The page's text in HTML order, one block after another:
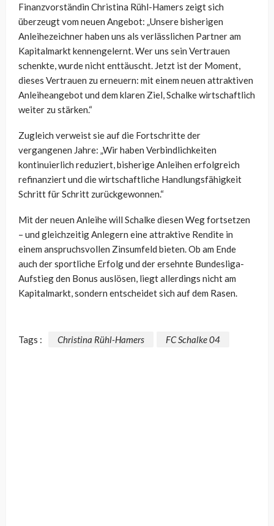
Finanzvorständin Christina Rühl-Hamers zeigt sich
überzeugt vom neuen Angebot: „Unsere bisherigen
Anleihezeichner haben uns als verlässlichen Partner am
Kapitalmarkt kennengelernt. Wer uns sein Vertrauen
schenkte, wurde nicht enttäuscht. Jetzt ist der Moment,
dieses Vertrauen zu erneuern: mit einem neuen attraktiven
Anleiheangebot und dem klaren Ziel, Schalke wirtschaftlich
weiter zu stärken.“
Zugleich verweist sie auf die Fortschritte der
vergangenen Jahre: „Wir haben Verbindlichkeiten
kontinuierlich reduziert, bisherige Anleihen erfolgreich
refinanziert und die wirtschaftliche Handlungsfähigkeit
Schritt für Schritt zurückgewonnen.“
Mit der neuen Anleihe will Schalke diesen Weg fortsetzen
– und gleichzeitig Anlegern eine attraktive Rendite in
einem anspruchsvollen Zinsumfeld bieten. Ob am Ende
auch der sportliche Erfolg und der ersehnte Bundesliga-
Aufstieg den Bonus auslösen, liegt allerdings nicht am
Kapitalmarkt, sondern entscheidet sich auf dem Rasen.
Tags : Christina Rühl-Hamers FC Schalke 04